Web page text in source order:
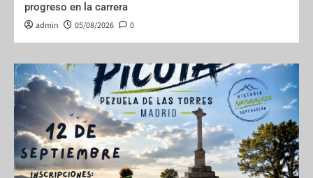
progreso en la carrera
admin 05/08/2026 0